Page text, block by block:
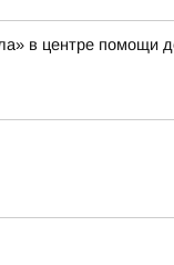
в центре помощи